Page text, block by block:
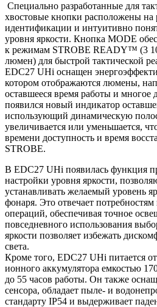
Специально разработанные для
хвостовые кнопки расположены на
идентификации и интуитивно
уровня яркости. Кнопка MODE
к режимам STROBE READY™ (3
люмен) для быстрой тактической
EDC27 UHi оснащен
котором отображаются люмены,
оставшееся время работы и многое
появился новый индикатор
использующий динамическую
увеличивается или уменьшается,
времени доступность и время
STROBE.
В EDC27 UHi появилась функция
настройки уровня яркости,
устанавливать желаемый уровень
фонаря. Это отвечает
операций, обеспечивая точное
повседневного использования
яркости позволяет избежать
света.
Кроме того, EDC27 UHi питается
ионного аккумулятора емкостью
до 55 часов работы. Он также
сенсора, обладает пыле- и
стандарту IP54 и выдерживает